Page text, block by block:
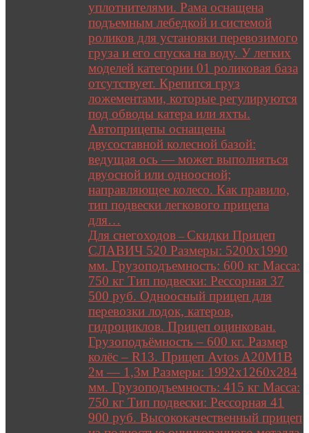
уплотнителями. Рама оснащена
подъемным лебедкой и системой
роликов для установки перевозимого
груза и его спуска на воду. У легких
моделей категории 01 роликовая база
отсутствует. Крепится груз
ложементами, которые регулируются
под обводы катера или яхты.
Автоприцепы оснащены
двусоставной колесной базой:
ведущая ось — может выполняться
двуосной или одноосной;
направляющее колесо. Как правило,
тип подвески легкового прицепа
для…
Для снегоходов – Скидки Прицеп
СЛАВИЧ 520 Размеры: 5200х1990
мм. Грузоподъемность: 600 кг Масса:
750 кг Тип подвески: Рессорная 37
500 руб. Одноосный прицеп для
перевозки лодок, катеров,
гидроциклов. Прицеп оцинкован.
Грузоподъёмность – 600 кг. Размер
колёс – R13. Прицеп Avtos A20M1B
2м — 1,3м Размеры: 1992х1260х284
мм. Грузоподъемность: 415 кг Масса:
750 кг Тип подвески: Рессорная 41
900 руб. Высококачественный прицеп